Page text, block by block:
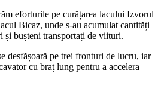
eforturile pe curățarea lacului Izvorul
Bicaz, unde s-au acumulat cantități
și bușteni transportați de viituri.
desfășoară pe trei fronturi de lucru, iar
cu braț lung pentru a accelera